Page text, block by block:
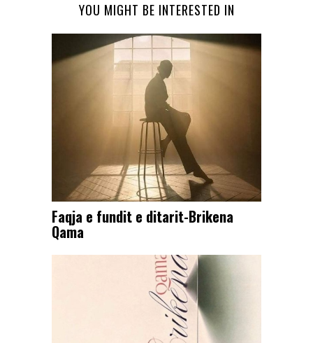
YOU MIGHT BE INTERESTED IN
Faqja e fundit e ditarit-Brikena
Qama